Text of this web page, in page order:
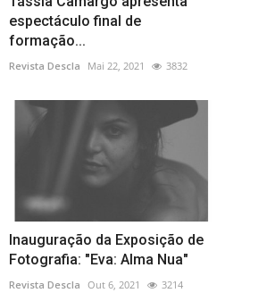
espectáculo final de
formação...
Revista Descla Mai 22, 2021 3832
Inauguração da Exposição de
Fotografia: "Eva: Alma Nua"
Revista Descla Out 6, 2021 3214